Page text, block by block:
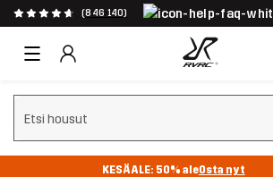
(846 140)
Tyhjennä haku
KESÄALE: 50% aleOsta nyt